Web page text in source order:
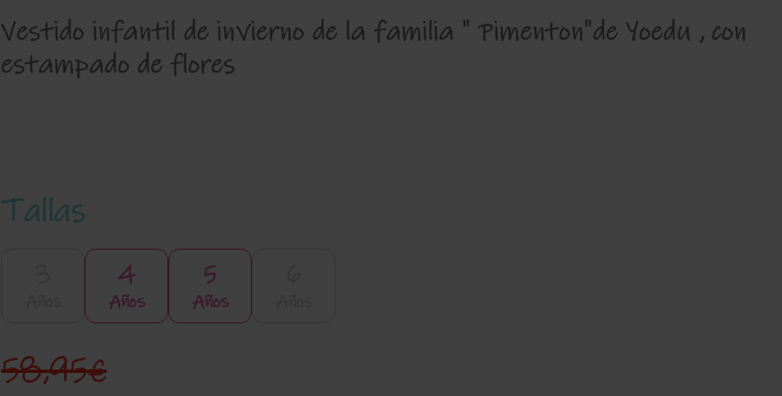
Vestido infantil de invierno de la familia " Pimenton"de Yoedu , con
estampado de flores
Tallas
4
Años
5
Años
58,95€